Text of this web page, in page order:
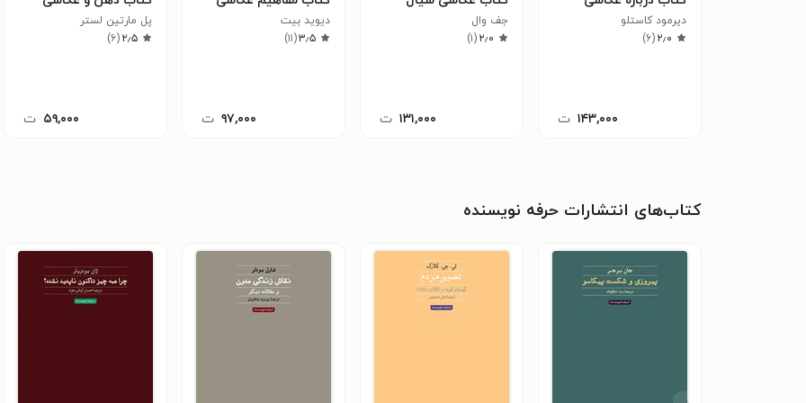
دیرمود کاستلو
۲٫۰(۶)
۱۴۳,۰۰۰ ت
جف وال
۲٫۰(۱)
۱۳۱,۰۰۰ ت
دیوید بیت
۳٫۵(۱۱)
۹۷,۰۰۰ ت
پل مارتین لستر
۲٫۵(۶)
۵۹,۰۰۰ ت
کتاب‌های انتشارات حرفه نویسنده